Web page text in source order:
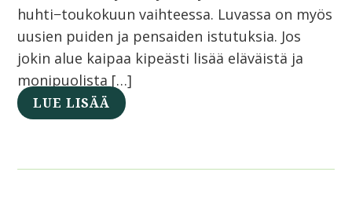
huhti−toukokuun vaihteessa. Luvassa on myös
uusien puiden ja pensaiden istutuksia. Jos
jokin alue kaipaa kipeästi lisää eläväistä ja
monipuolista […]
LUE LISÄÄ